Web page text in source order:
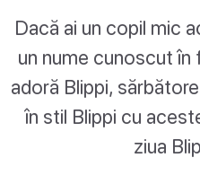
Dacă ai un copil mic
un nume cunoscut în
adoră Blippi,
în stil Blippi cu
ziua